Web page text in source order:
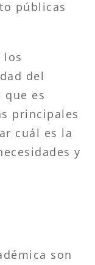
públicas
los
del
que es
principales
cuál es la
y
son